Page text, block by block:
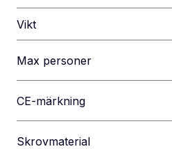
Vikt
Max personer
CE-märkning
Skrovmaterial